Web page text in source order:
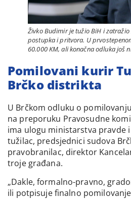
Živko Budimir je tužio BiH i
postupka i pritvora. U
60.000 KM, ali konačna odluka još
Pomilovani kurir
Brčko distrikta
U Brčkom odluku o
na preporuku Pravosudne
ima ulogu ministarstva pravde
tužilac, predsjednici sudova
pravobranilac, direktor
troje građana.
„Dakle, formalno-pravno,
ili potpisuje finalno